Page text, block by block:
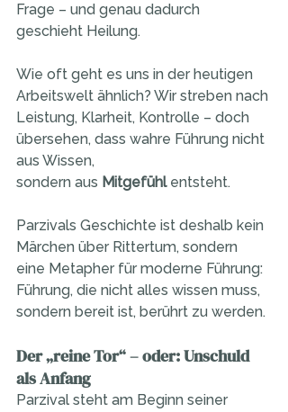
Frage – und genau dadurch
geschieht Heilung.
Wie oft geht es uns in der heutigen
Arbeitswelt ähnlich? Wir streben nach
Leistung, Klarheit, Kontrolle – doch
übersehen, dass wahre Führung nicht
aus Wissen,
sondern aus Mitgefühl entsteht.
Parzivals Geschichte ist deshalb kein
Märchen über Rittertum, sondern
eine Metapher für moderne Führung:
Führung, die nicht alles wissen muss,
sondern bereit ist, berührt zu werden.
Der „reine Tor“ – oder: Unschuld
als Anfang
Parzival steht am Beginn seiner